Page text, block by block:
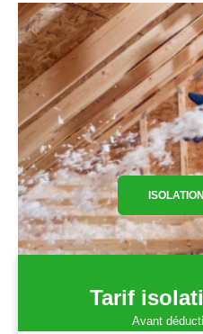
Tarif
Avant